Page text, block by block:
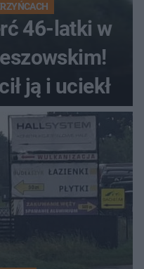
46-latki w
ją i uciekł